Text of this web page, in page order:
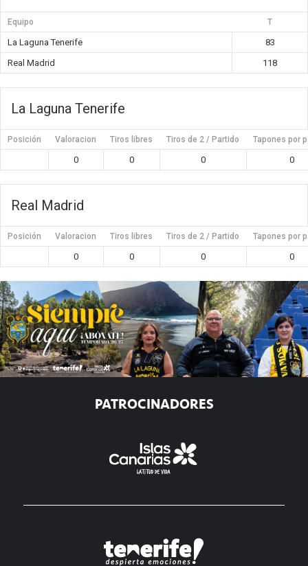
Equipo T
La Laguna Tenerife
83
Real Madrid
118
La Laguna Tenerife
Posición Valoracion Tiros libres Tiros de 2 / Partido Tapones por
0 0 0 0
Real Madrid
Posición Valoracion Tiros libres Tiros de 2 / Partido Tapones por
0 0 0 0
PATROCINADORES